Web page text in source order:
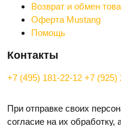
Возврат и обмен
Оферта Mustang
Помощь
Контакты
+7 (495) 181-22-12 +7 (925)
При отправке своих
согласие на их